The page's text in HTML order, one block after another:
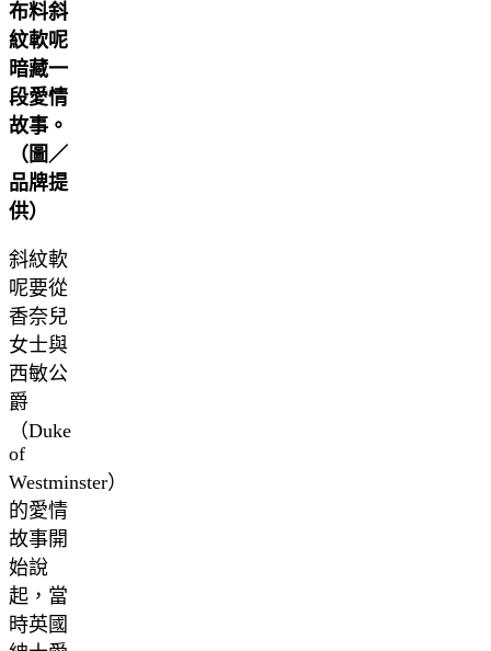
布料斜
紋軟呢
暗藏一
段愛情
故事。
（圖／
品牌提
供）
斜紋軟
呢要從
香奈兒
女士與
西敏公
爵
（Duke
of
Westminster）
的愛情
故事開
始說
起，當
時英國